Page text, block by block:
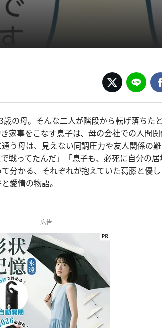
の母。そんな二人が階段から転げ落ちた
家事をこなす息子は、母の会社での人間
う母は、見えない同調圧力や友人関係の
戦ってたんだ」「息子も、必死に自分の
かる、それぞれが抱えていた葛藤と優
愛情の物語。
広告